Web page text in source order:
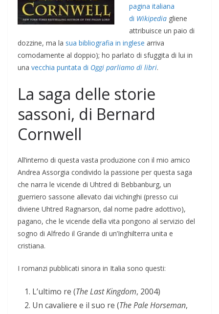
pagina italiana
di Wikipedia gliene
attribuisce un paio di
dozzine, ma la sua bibliografia in inglese arriva
comodamente al doppio); ho parlato di sfuggita di lui in
una vecchia puntata di Oggi parliamo di libri.
La saga delle storie
sassoni, di Bernard
Cornwell
All’interno di questa vasta produzione con il mio amico
Andrea Assorgia condivido la passione per questa saga
che narra le vicende di Uhtred di Bebbanburg, un
guerriero sassone allevato dai vichinghi (presso cui
diviene Uhtred Ragnarson, dal nome padre adottivo),
pagano, che le vicende della vita pongono al servizio del
sogno di Alfredo il Grande di un’Inghilterra unita e
cristiana.
I romanzi pubblicati sinora in Italia sono questi:
L’ultimo re (The Last Kingdom, 2004)
Un cavaliere e il suo re (The Pale Horseman,